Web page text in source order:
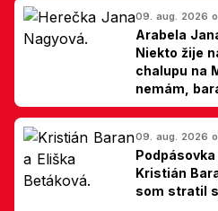
09. aug. 2026 o
Arabela
Niekto žije
chalupu na
nemám,
Slovákom
09. aug. 2026 o
Kristián
som stratil